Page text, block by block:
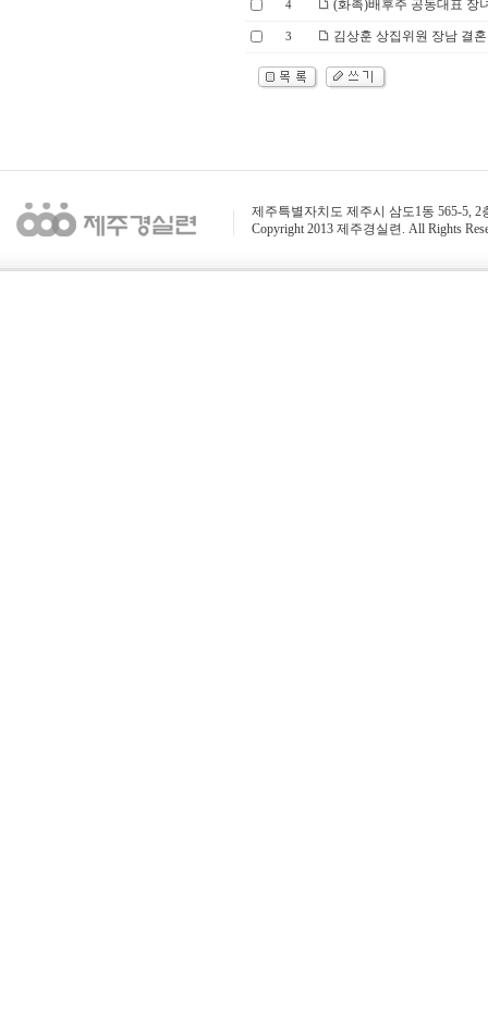
4 (화촉)배후주 공동대표 장
3 김상훈 상집위원 장남 결
제주특별자치도 제주시 삼도1동 565-5, 2
Copyright 2013 제주경실련. All Rights